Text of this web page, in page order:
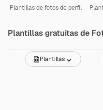
Plantillas de fotos de perfil
Plantillas gratuitas de
Plantillas